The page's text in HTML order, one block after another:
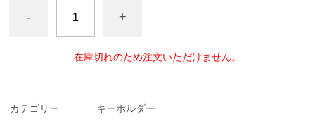
- +
在庫切れのため注文いただけません。
カテゴリー キーホルダー